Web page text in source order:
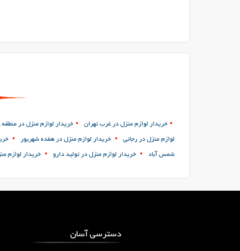
• خریدار لوازم منزل در غرب تهران • خریدار لوازم منزل در منطقه 18
لوازم منزل در رجائی • خریدار لوازم منزل در هفده شهریور •
شمس آباد • خریدار لوازم منزل در تولید دارو • خریدار لوازم
دسترسی آسان